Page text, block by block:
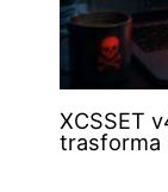
XCSSET
trasforma